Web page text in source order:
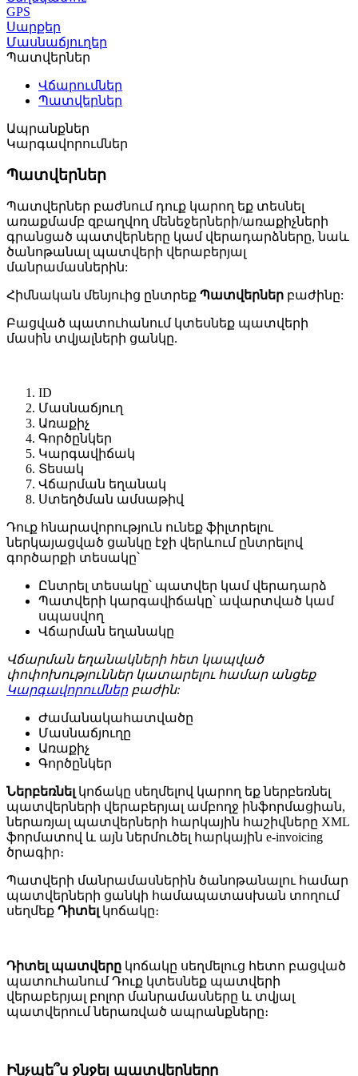
GPS
Սարքեր
Մասնաճյուղեր
Պատվերներ
Վճարումներ
Պատվերներ
Ապրանքներ
Կարգավորումներ
Պատվերներ
Պատվերներ բաժնում դուք կարող եք տեսնել
առաքմամբ զբաղվող մենեջերների/առաքիչների
գրանցած պատվերները կամ վերադարձները, նաև
ծանոթանալ պատվերի վերաբերյալ
մանրամասներին:
Հիմնական մենյուից ընտրեք Պատվերներ բաժինը:
Բացված պատուհանում կտեսնեք պատվերի
մասին տվյալների ցանկը.
ID
Մասնաճյուղ
Առաքիչ
Գործընկեր
Կարգավիճակ
Տեսակ
Վճարման եղանակ
Ստեղծման ամսաթիվ
Դուք հնարավորություն ունեք ֆիլտրելու
ներկայացված ցանկը էջի վերևում ընտրելով
գործարքի տեսակը՝
Ընտրել տեսակը՝ պատվեր կամ վերադարձ
Պատվերի կարգավիճակը՝ ավարտված կամ
սպասվող
Վճարման եղանակը
Վճարման եղանակների հետ կապված
փոփոխություններ կատարելու համար անցեք
Կարգավորումներբաժին:
Ժամանակահատվածը
Մասնաճյուղը
Առաքիչ
Գործընկեր
Ներբեռնել կոճակը սեղմելով կարող եք ներբեռնել
պատվերների վերաբերյալ ամբողջ ինֆորմացիան,
ներառյալ պատվերների հարկային հաշիվները XML
ֆորմատով և այն ներմուծել հարկային e-invoicing
ծրագիր։
Պատվերի մանրամասներին ծանոթանալու համար
պատվերների ցանկի համապատասխան տողում
սեղմեք Դիտել կոճակը։
Դիտել պատվերը կոճակը սեղմելուց հետո բացված
պատուհանում Դուք կտեսնեք պատվերի
վերաբերյալ բոլոր մանրամասները և տվյալ
պատվերում ներառված ապրանքները։
Ինչպե՞ս ջնջել պատվերները